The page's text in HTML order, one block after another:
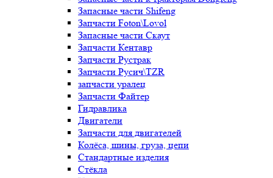
Запасные части Shifeng
Запчасти Foton\Lovol
Запасные части Скаут
Запчасти Кентавр
Запчасти Рустрак
Запчасти Русич\TZR
запчасти уралец
Запчасти Файтер
Гидравлика
Двигатели
Запчасти для двигателей
Колёса, шины, груза, цепи
Стандартные изделия
Стёкла